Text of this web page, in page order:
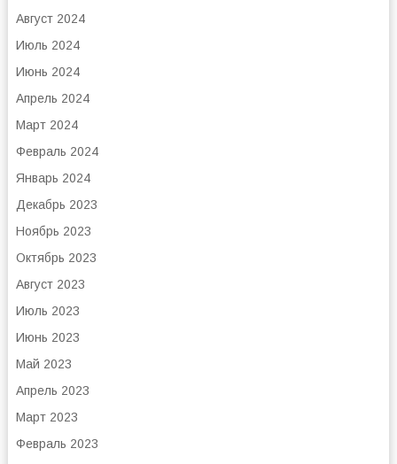
Август 2024
Июль 2024
Июнь 2024
Апрель 2024
Март 2024
Февраль 2024
Январь 2024
Декабрь 2023
Ноябрь 2023
Октябрь 2023
Август 2023
Июль 2023
Июнь 2023
Май 2023
Апрель 2023
Март 2023
Февраль 2023